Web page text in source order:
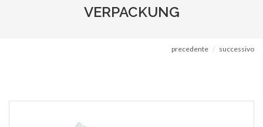
VERPACKUNG
precedente successivo